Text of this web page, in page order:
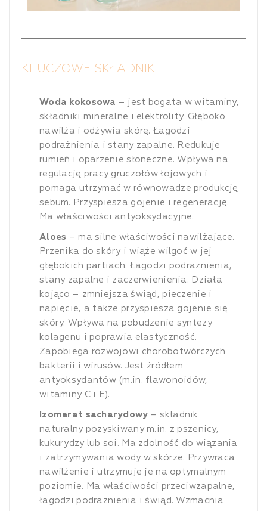
KLUCZOWE SKŁADNIKI
Woda kokosowa – jest bogata w witaminy,
składniki mineralne i elektrolity. Głęboko
nawilża i odżywia skórę. Łagodzi
podrażnienia i stany zapalne. Redukuje
rumień i oparzenie słoneczne. Wpływa na
regulację pracy gruczołów łojowych i
pomaga utrzymać w równowadze produkcję
sebum. Przyspiesza gojenie i regenerację.
Ma właściwości antyoksydacyjne.
Aloes – ma silne właściwości nawilżające.
Przenika do skóry i wiąże wilgoć w jej
głębokich partiach. Łagodzi podrażnienia,
stany zapalne i zaczerwienienia. Działa
kojąco – zmniejsza świąd, pieczenie i
napięcie, a także przyspiesza gojenie się
skóry. Wpływa na pobudzenie syntezy
kolagenu i poprawia elastyczność.
Zapobiega rozwojowi chorobotwórczych
bakterii i wirusów. Jest źródłem
antyoksydantów (m.in. flawonoidów,
witaminy C i E).
Izomerat sacharydowy – składnik
naturalny pozyskiwany m.in. z pszenicy,
kukurydzy lub soi. Ma zdolność do wiązania
i zatrzymywania wody w skórze. Przywraca
nawilżenie i utrzymuje je na optymalnym
poziomie. Ma właściwości przeciwzapalne,
łagodzi podrażnienia i świąd. Wzmacnia